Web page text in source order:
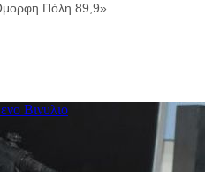
Πόλη 89,9»